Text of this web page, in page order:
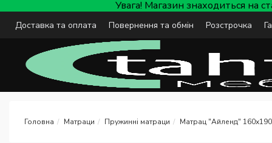
Увага! Магазин знаходиться на
Доставка та оплата Повернення та обмін Розстрочка
Матраци Пружинні матраци Матрац "Айленд"